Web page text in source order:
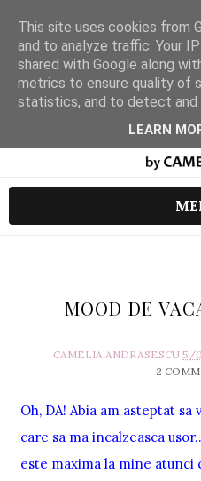
MOOD DE
CAMELIA ANDRASESCU 5/
2
Oh, DA! Abia am asteptat
care sa ma incalzeasca
este maxima la mine atunci
This site uses cookies from
and to analyze traffic. Your
shared with Google along
metrics to ensure quality of
statistics, and to detect and
LEARN